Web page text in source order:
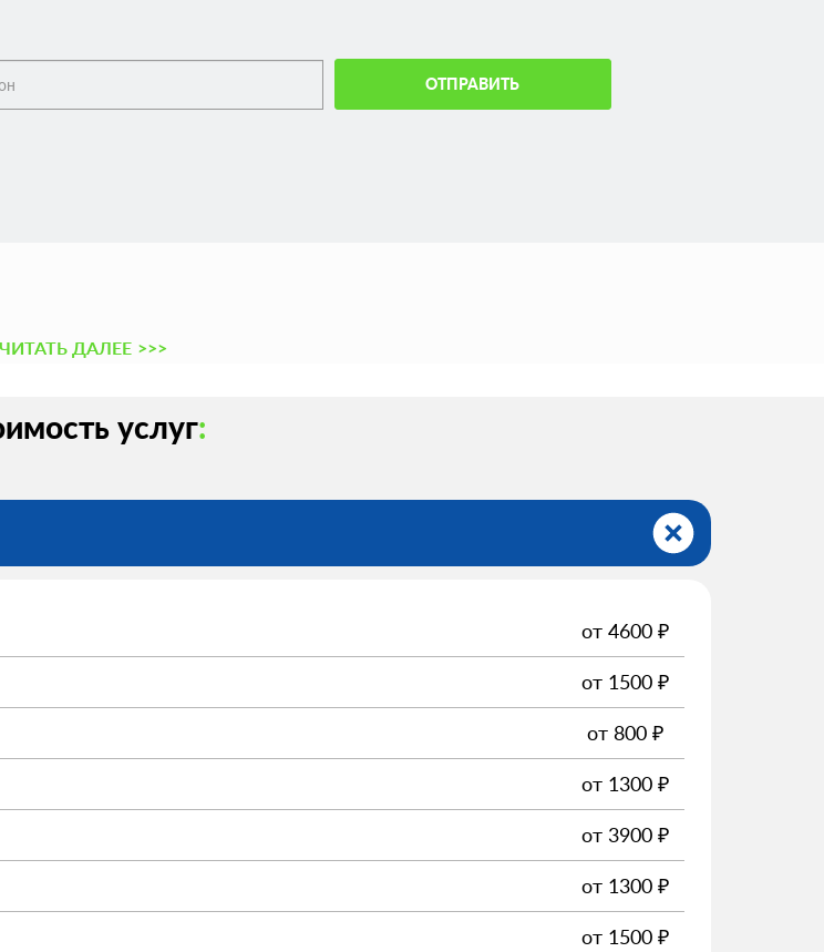
ОТПРАВИТЬ
ЧИТАТЬ ДАЛЕЕ >>>
услуг:
от 4600 ₽
от 1500 ₽
от 800 ₽
от 1300 ₽
от 3900 ₽
от 1300 ₽
от 1500 ₽